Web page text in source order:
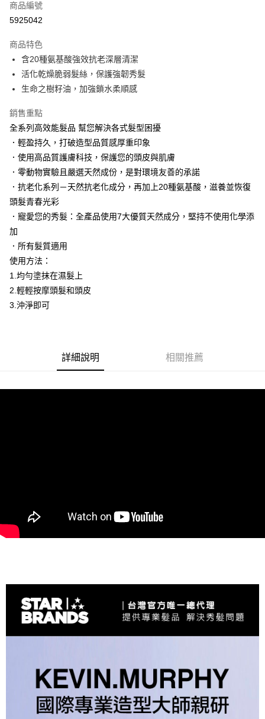
街口支付
Google Pay
AFTEE先享後付
相關說明
AFTEE先享後付是「在收到商品之後才付款」的支付方式。 讓您購物簡單
１．簡單：不需註冊會員、不需綁卡、不需儲值。
２．便利：只要手機號碼，簡訊認證，即可結帳。
３．安心：先確認商品／服務後，再付款。
【「AFTEE先享後付」結帳流程】
１．於結帳方式選擇「AFTEE先享後付」後，將跳轉至「AFTEE先享後付」
２．訂單成立數日內，您將收到繳費通知簡訊。
３．收到繳費通知簡訊後14天內，點擊此簡訊中的連結，可透過四大超商／
ATM／網路銀行／等多元方式進行付款，方視為交易完成。
※ 請注意：結帳手續完成當下不需立刻繳費，但若您需要取消訂單，請聯絡
購買商品的店家。未經商家同意取消之訂單仍視為有效，需透過AFTEE先享
後付繳納相關費用。
※ 交易是否成功請以「AFTEE先享後付 」之結帳頁面顯示為準，若有關於
是否繳費成功／繳費後需取消欲退款等相關疑問，請聯繫「AFTEE先享後付
客戶支援中心」https://netprotections.freshdesk.com/support/home
２．關於個人資料處理事宜，請瀏覽以下網址：
運送方式
付款後全家取貨
付款後萊爾富取貨
每筆NT$100，滿NT$3,000(含以上)免運費
付款後7-11取貨
每筆NT$100，滿NT$3,000(含以上)免運費
宅配
每筆NT$120，滿NT$3,000(含以上)免運費
宅配-離島
每筆NT$320，滿NT$3,000(含以上)免運費
商品編號
5925042
商品特色
含20種氨基酸強效抗老深層清潔
活化乾燥脆弱髮絲，保護強韌秀髮
生命之樹籽油，加強鎖水柔順感
銷售重點
全系列高效能髮品 幫您解決各式髮型困擾
．輕盈持久，打破造型品質感厚重印象
．使用高品質護膚科技，保護您的頭皮與肌膚
．零動物實驗且嚴選天然成份，是對環境友善的承諾
．抗老化系列－天然抗老化成分，再加上20種氨基酸，滋養並恢復
頭髮青春光彩
．寵愛您的秀髮：全產品使用7大優質天然成分，堅持不使用化學添
加
．所有髮質適用
使用方法：
1.均勻塗抹在濕髮上
2.輕輕按摩頭髮和頭皮
3.沖淨即可
詳細說明 相關推薦